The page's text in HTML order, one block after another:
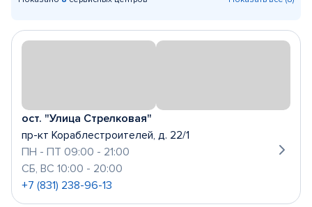
ост. "Улица Стрелковая"
пр-кт Кораблестроителей, д. 22/1
ПН - ПТ 09:00 - 21:00
СБ, ВС 10:00 - 20:00
+7 (831) 238-96-13